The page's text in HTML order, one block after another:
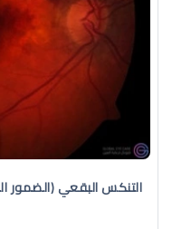
التنكس البقعي (الضمور